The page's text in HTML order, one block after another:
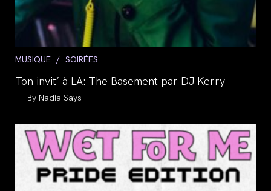
Post
MUSIQUE / SOIRÉES
Ton invit’ à LA: The Basement par DJ Kerry
Auteur/autrice
la
publication :
Nadia Says